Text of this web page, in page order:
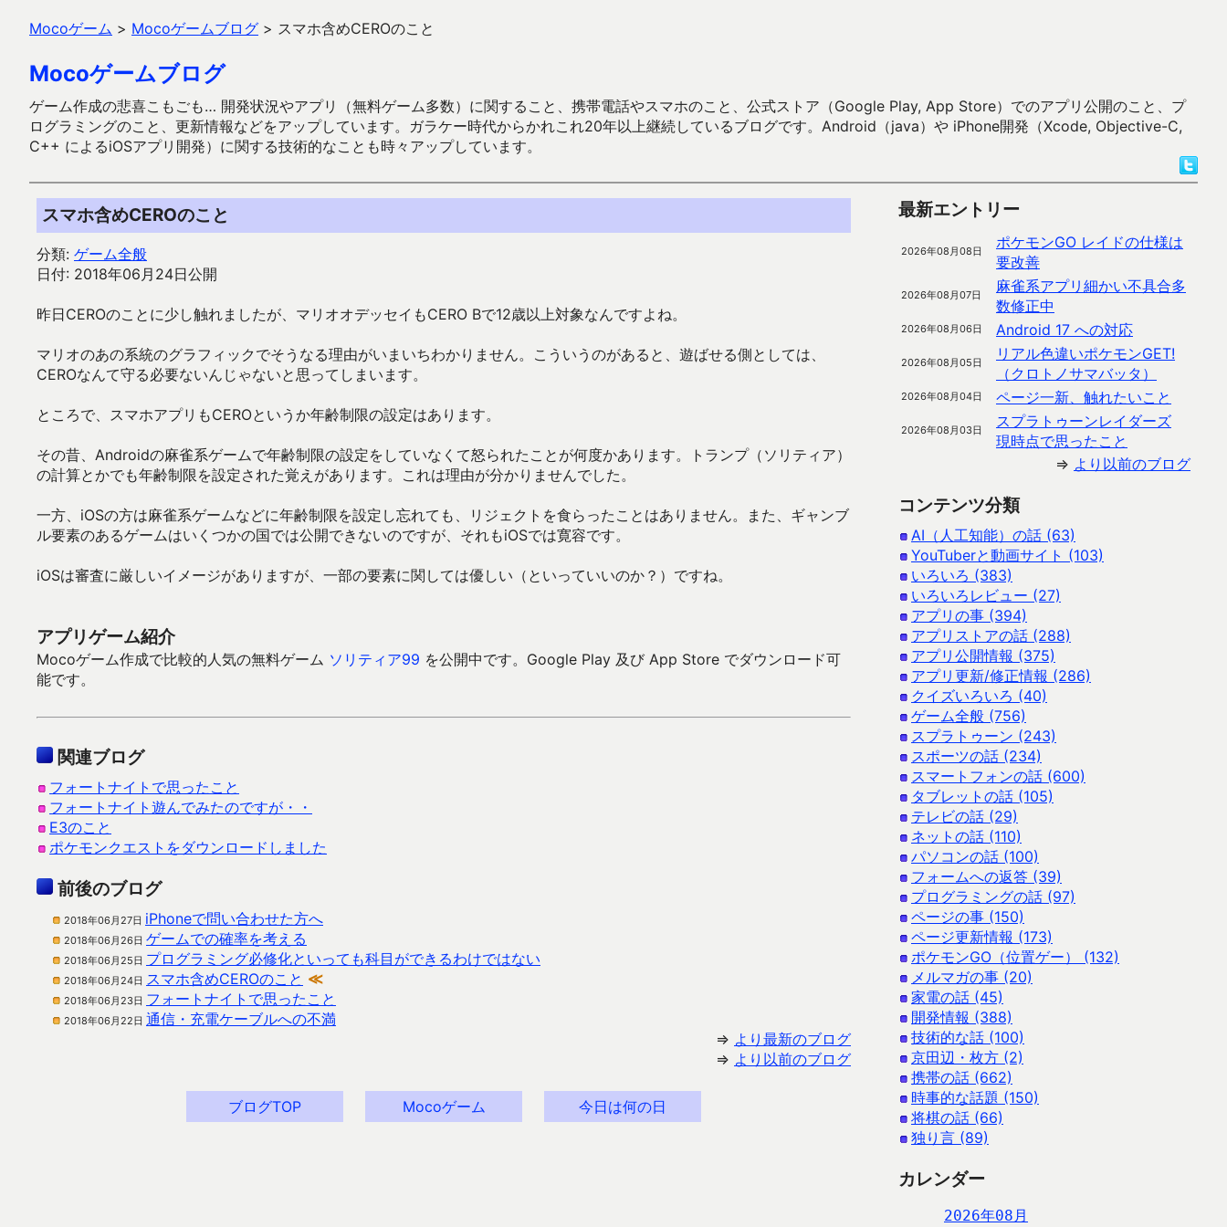
Mocoゲーム > Mocoゲームブログ > スマホ含めCEROのこと
Mocoゲームブログ
ゲーム作成の悲喜こもごも… 開発状況やアプリ（無料ゲーム多数）に関すること、携帯電話やスマホのこと、公式ストア（Google Play, App Store）でのアプリ公開のこと、プ
ログラミングのこと、更新情報などをアップしています。ガラケー時代からかれこれ20年以上継続しているブログです。Android（java）や iPhone開発（Xcode, Objective-C,
C++ によるiOSアプリ開発）に関する技術的なことも時々アップしています。
スマホ含めCEROのこと
分類: ゲーム全般
日付: 2018年06月24日公開
昨日CEROのことに少し触れましたが、マリオオデッセイもCERO Bで12歳以上対象なんですよね。
マリオのあの系統のグラフィックでそうなる理由がいまいちわかりません。こういうのがあると、遊ばせる側としては、
CEROなんて守る必要ないんじゃないと思ってしまいます。
ところで、スマホアプリもCEROというか年齢制限の設定はあります。
その昔、Androidの麻雀系ゲームで年齢制限の設定をしていなくて怒られたことが何度かあります。トランプ（ソリティア）
の計算とかでも年齢制限を設定された覚えがあります。これは理由が分かりませんでした。
一方、iOSの方は麻雀系ゲームなどに年齢制限を設定し忘れても、リジェクトを食らったことはありません。また、ギャンブ
ル要素のあるゲームはいくつかの国では公開できないのですが、それもiOSでは寛容です。
iOSは審査に厳しいイメージがありますが、一部の要素に関しては優しい（といっていいのか？）ですね。
アプリゲーム紹介
Mocoゲーム作成で比較的人気の無料ゲーム ソリティア99 を公開中です。Google Play 及び App Store でダウンロード可
能です。
関連ブログ
フォートナイトで思ったこと
フォートナイト遊んでみたのですが・・
E3のこと
ポケモンクエストをダウンロードしました
前後のブログ
2018年06月27日 iPhoneで問い合わせた方へ
2018年06月26日 ゲームでの確率を考える
2018年06月25日 プログラミング必修化といっても科目ができるわけではない
2018年06月24日 スマホ含めCEROのこと ≪
2018年06月23日 フォートナイトで思ったこと
2018年06月22日 通信・充電ケーブルへの不満
⇒ より最新のブログ
⇒ より以前のブログ
ブログTOP Mocoゲーム 今日は何の日
最新エントリー
2026年08月08日
ポケモンGO レイドの仕様は
要改善
2026年08月07日
麻雀系アプリ細かい不具合多
数修正中
2026年08月06日 Android 17 への対応
2026年08月05日
リアル色違いポケモンGET!
（クロトノサマバッタ）
2026年08月04日 ページ一新、触れたいこと
2026年08月03日
スプラトゥーンレイダーズ
現時点で思ったこと
⇒ より以前のブログ
コンテンツ分類
AI（人工知能）の話 (63)
YouTuberと動画サイト (103)
いろいろ (383)
いろいろレビュー (27)
アプリの事 (394)
アプリストアの話 (288)
アプリ公開情報 (375)
アプリ更新/修正情報 (286)
クイズいろいろ (40)
ゲーム全般 (756)
スプラトゥーン (243)
スポーツの話 (234)
スマートフォンの話 (600)
タブレットの話 (105)
テレビの話 (29)
ネットの話 (110)
パソコンの話 (100)
フォームへの返答 (39)
プログラミングの話 (97)
ページの事 (150)
ページ更新情報 (173)
ポケモンGO（位置ゲー） (132)
メルマガの事 (20)
家電の話 (45)
開発情報 (388)
技術的な話 (100)
京田辺・枚方 (2)
携帯の話 (662)
時事的な話題 (150)
将棋の話 (66)
独り言 (89)
カレンダー
2026年08月